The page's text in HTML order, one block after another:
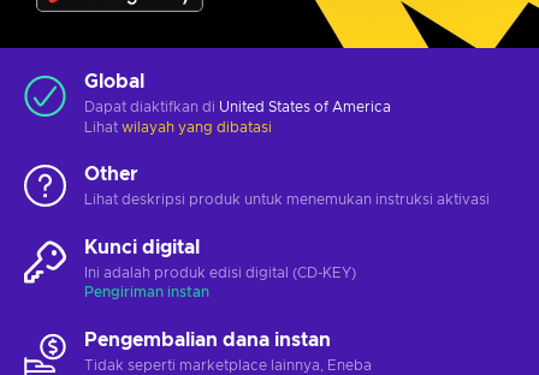
Global
Dapat diaktifkan di United States of America
Lihat wilayah yang dibatasi
Other
Lihat deskripsi produk untuk menemukan instruksi aktivasi
Kunci digital
Ini adalah produk edisi digital (CD-KEY)
Pengiriman instan
Pengembalian dana instan
Tidak seperti marketplace lainnya, Eneba